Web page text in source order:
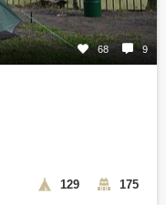
68 9
129 175